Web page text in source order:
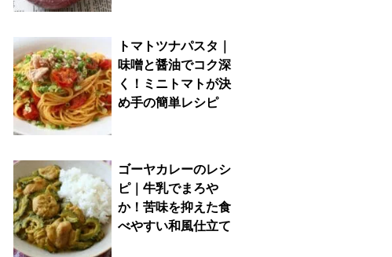
トマトツナパスタ｜
味噌と醤油でコク深
く！ミニトマトが決
め手の簡単レシピ
ゴーヤカレーのレシ
ピ｜牛乳でまろや
か！苦味を抑えた食
べやすい和風仕立て